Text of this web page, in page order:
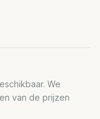
We
van de prijzen